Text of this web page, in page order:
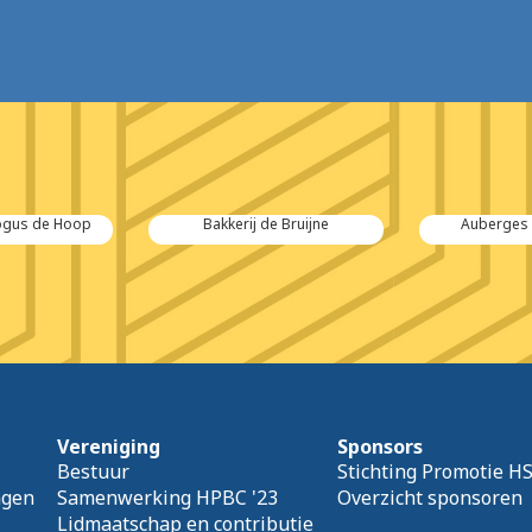
Bruijne Auberges des Moules
Vereniging
Bestuur
Samenwerking HPBC '23
Lidmaatschap en contributie
Sponsors
Stichting Promotie
Overzicht sponsoren